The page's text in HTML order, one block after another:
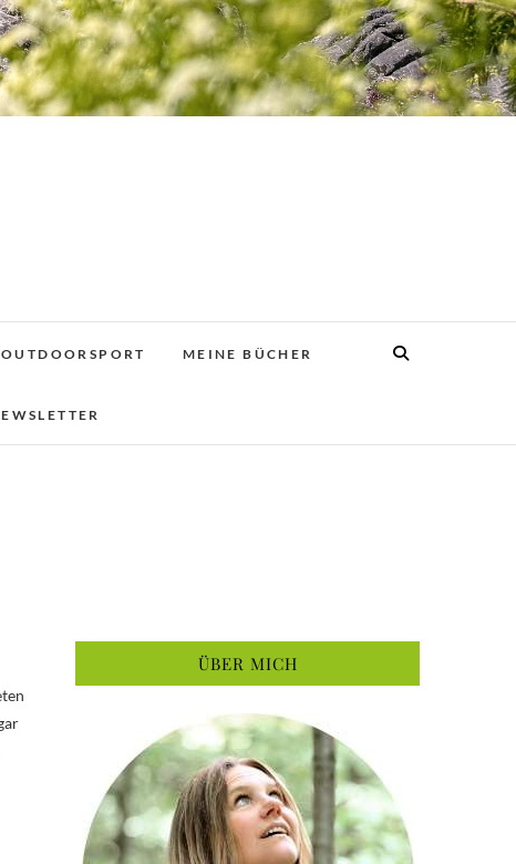
OUTDOORSPORT MEINE BÜCHER
ÜBER MICH